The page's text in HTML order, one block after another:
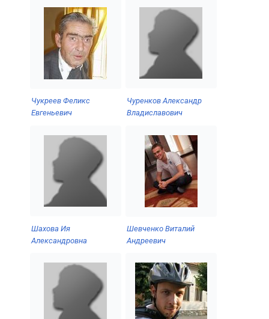
Чукреев Феликс
Евгеньевич
Чуренков Александр
Владиславович
Шахова Ия
Александровна
Шевченко Виталий
Андреевич